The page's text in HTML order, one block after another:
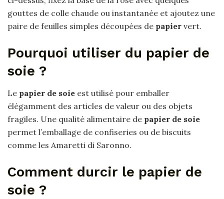
gouttes de colle chaude ou instantanée et ajoutez une
paire de feuilles simples découpées de papier vert.
Pourquoi utiliser du papier de
soie ?
Le papier de soie est utilisé pour emballer
élégamment des articles de valeur ou des objets
fragiles. Une qualité alimentaire de papier de soie
permet l’emballage de confiseries ou de biscuits
comme les Amaretti di Saronno.
Comment durcir le papier de
soie ?